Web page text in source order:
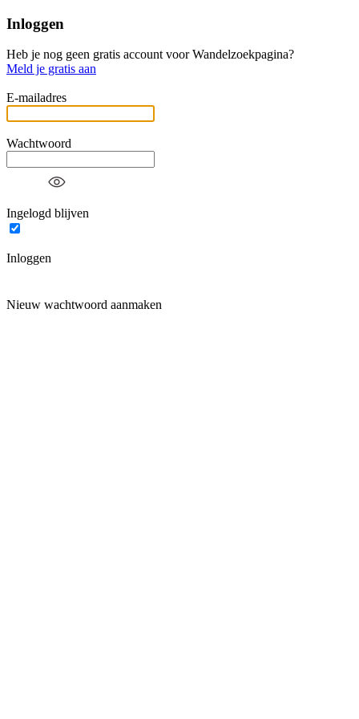
Inloggen
Heb je nog geen gratis account voor Wandelzoekpagina?
Meld je gratis aan
E-mailadres
Wachtwoord
Ingelogd blijven
Inloggen
Nieuw wachtwoord aanmaken